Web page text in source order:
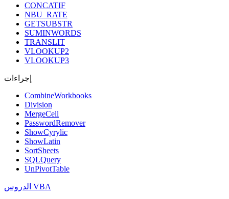
CONCATIF
NBU_RATE
GETSUBSTR
SUMINWORDS
TRANSLIT
VLOOKUP2
VLOOKUP3
إجراءات
CombineWorkbooks
Division
MergeCell
PasswordRemover
ShowCyrylic
ShowLatin
SortSheets
SQLQuery
UnPivotTable
الدروس VBA